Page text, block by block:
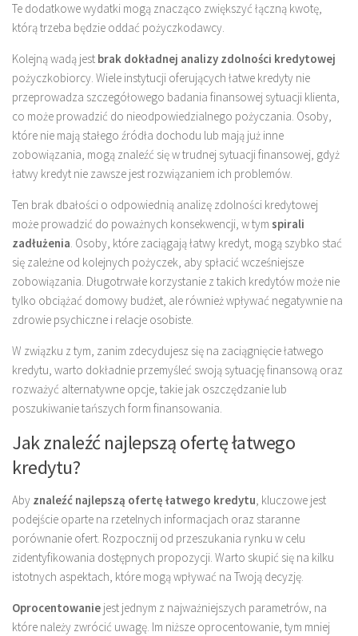
Te dodatkowe wydatki mogą znacząco zwiększyć łączną kwotę,
którą trzeba będzie oddać pożyczkodawcy.
Kolejną wadą jest brak dokładnej analizy zdolności kredytowej
pożyczkobiorcy. Wiele instytucji oferujących łatwe kredyty nie
przeprowadza szczegółowego badania finansowej sytuacji klienta,
co może prowadzić do nieodpowiedzialnego pożyczania. Osoby,
które nie mają stałego źródła dochodu lub mają już inne
zobowiązania, mogą znaleźć się w trudnej sytuacji finansowej, gdyż
łatwy kredyt nie zawsze jest rozwiązaniem ich problemów.
Ten brak dbałości o odpowiednią analizę zdolności kredytowej
może prowadzić do poważnych konsekwencji, w tym spirali
zadłużenia. Osoby, które zaciągają łatwy kredyt, mogą szybko stać
się zależne od kolejnych pożyczek, aby spłacić wcześniejsze
zobowiązania. Długotrwałe korzystanie z takich kredytów może nie
tylko obciążać domowy budżet, ale również wpływać negatywnie na
zdrowie psychiczne i relacje osobiste.
W związku z tym, zanim zdecydujesz się na zaciągnięcie łatwego
kredytu, warto dokładnie przemyśleć swoją sytuację finansową oraz
rozważyć alternatywne opcje, takie jak oszczędzanie lub
poszukiwanie tańszych form finansowania.
Jak znaleźć najlepszą ofertę łatwego
kredytu?
Aby znaleźć najlepszą ofertę łatwego kredytu, kluczowe jest
podejście oparte na rzetelnych informacjach oraz staranne
porównanie ofert. Rozpocznij od przeszukania rynku w celu
zidentyfikowania dostępnych propozycji. Warto skupić się na kilku
istotnych aspektach, które mogą wpływać na Twoją decyzję.
Oprocentowanie jest jednym z najważniejszych parametrów, na
które należy zwrócić uwagę. Im niższe oprocentowanie, tym mniej